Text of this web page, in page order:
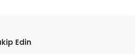
Edin